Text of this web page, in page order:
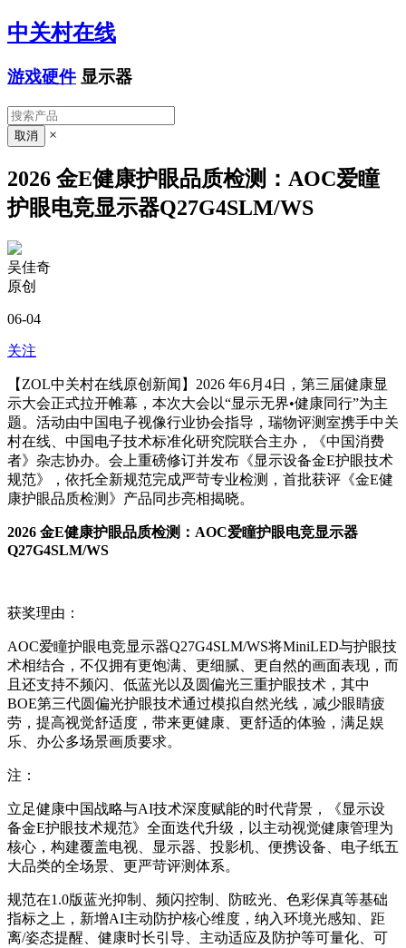
中关村在线
游戏硬件 显示器
×
2026 金E健康护眼品质检测：AOC爱瞳
护眼电竞显示器Q27G4SLM/WS
吴佳奇
原创
06-04
关注
【ZOL中关村在线原创新闻】2026 年6月4日，第三届健康显
示大会正式拉开帷幕，本次大会以“显示无界•健康同行”为主
题。活动由中国电子视像行业协会指导，瑞物评测室携手中关
村在线、中国电子技术标准化研究院联合主办，《中国消费
者》杂志协办。会上重磅修订并发布《显示设备金E护眼技术
规范》，依托全新规范完成严苛专业检测，首批获评《金E健
康护眼品质检测》产品同步亮相揭晓。
2026 金E健康护眼品质检测：AOC爱瞳护眼电竞显示器
Q27G4SLM/WS
获奖理由：
AOC爱瞳护眼电竞显示器Q27G4SLM/WS将MiniLED与护眼技
术相结合，不仅拥有更饱满、更细腻、更自然的画面表现，而
且还支持不频闪、低蓝光以及圆偏光三重护眼技术，其中
BOE第三代圆偏光护眼技术通过模拟自然光线，减少眼睛疲
劳，提高视觉舒适度，带来更健康、更舒适的体验，满足娱
乐、办公多场景画质要求。
注：
立足健康中国战略与AI技术深度赋能的时代背景，《显示设
备金E护眼技术规范》全面迭代升级，以主动视觉健康管理为
核心，构建覆盖电视、显示器、投影机、便携设备、电子纸五
大品类的全场景、更严苛评测体系。
规范在1.0版蓝光抑制、频闪控制、防眩光、色彩保真等基础
指标之上，新增AI主动防护核心维度，纳入环境光感知、距
离/姿态提醒、健康时长引导、主动适应及防护等可量化、可